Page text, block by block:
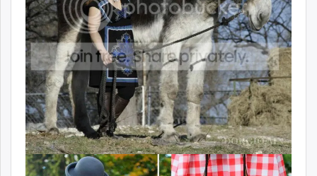
unegui.mn
assa.mn
toim.mn
tac.mn
paparazzi.mn
unread.today